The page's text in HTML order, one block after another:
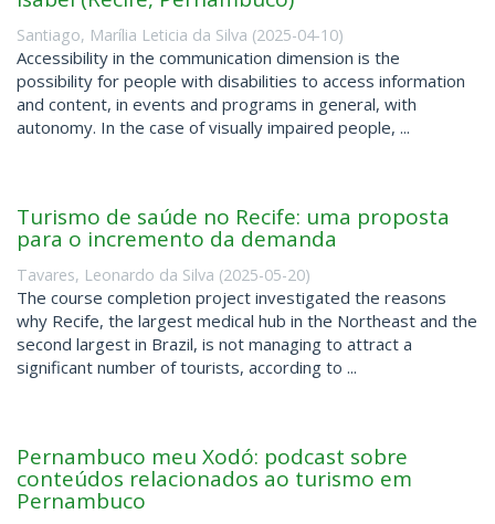
Santiago, Marília Leticia da Silva (2025-04-10)
Accessibility in the communication dimension is the
possibility for people with disabilities to access information
and content, in events and programs in general, with
autonomy. In the case of visually impaired people, ...
Turismo de saúde no Recife: uma proposta
para o incremento da demanda
Tavares, Leonardo da Silva (2025-05-20)
The course completion project investigated the reasons
why Recife, the largest medical hub in the Northeast and the
second largest in Brazil, is not managing to attract a
significant number of tourists, according to ...
Pernambuco meu Xodó: podcast sobre
conteúdos relacionados ao turismo em
Pernambuco